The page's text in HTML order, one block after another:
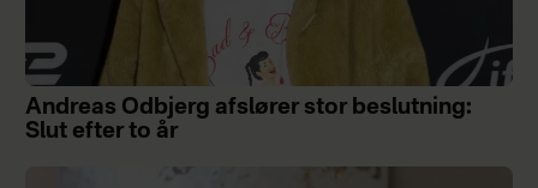
Andreas Odbjerg afslører stor beslutning:
Slut efter to år